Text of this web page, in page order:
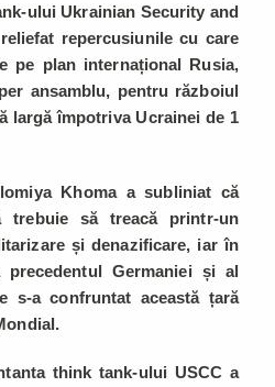
ului Ukrainian Security and
repercusiunile cu care
pe plan internațional Rusia,
ansamblu, pentru războiul
largă împotriva Ucrainei de 1
Khoma a subliniat că
trebuie să treacă printr-un
și denazificare, iar în
Germaniei și al
s-a confruntat această țară
think tank-ului USCC a